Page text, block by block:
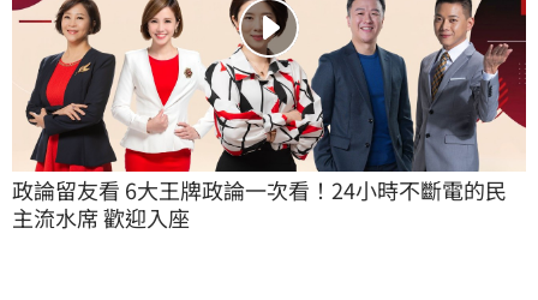
政論留友看 6大王牌政論一次看！24小時不斷電的民
主流水席 歡迎入座